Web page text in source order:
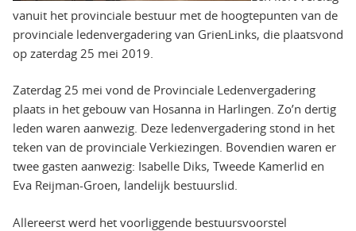
vanuit het provinciale bestuur met de hoogtepunten van de
provinciale ledenvergadering van GrienLinks, die plaatsvond
op zaterdag 25 mei 2019.
Zaterdag 25 mei vond de Provinciale Ledenvergadering
plaats in het gebouw van Hosanna in Harlingen. Zo’n dertig
leden waren aanwezig. Deze ledenvergadering stond in het
teken van de provinciale Verkiezingen. Bovendien waren er
twee gasten aanwezig: Isabelle Diks, Tweede Kamerlid en
Eva Reijman-Groen, landelijk bestuurslid.
Allereerst werd het voorliggende bestuursvoorstel